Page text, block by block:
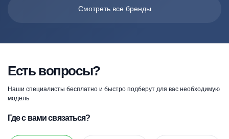
Смотреть все бренды
Есть вопросы?
Наши специалисты бесплатно и быстро подберут для вас необходимую
модель
Где с вами связаться?